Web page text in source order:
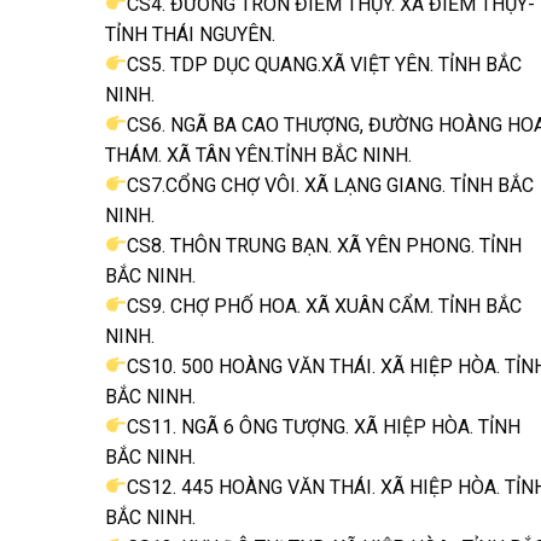
TỈNH THÁI NGUYÊN.
CS5. TDP DỤC QUANG.XÃ VIỆT YÊN. TỈNH BẮC
NINH.
CS6. NGÃ BA CAO THƯỢNG, ĐƯỜNG HOÀNG
THÁM. XÃ TÂN YÊN.TỈNH BẮC NINH.
CS7.CỔNG CHỢ VÔI. XÃ LẠNG GIANG. TỈNH BẮC
NINH.
CS8. THÔN TRUNG BẠN. XÃ YÊN PHONG. TỈNH
BẮC NINH.
CS9. CHỢ PHỐ HOA. XÃ XUÂN CẨM. TỈNH BẮC
NINH.
CS10. 500 HOÀNG VĂN THÁI. XÃ HIỆP HÒA.
BẮC NINH.
CS11. NGÃ 6 ÔNG TƯỢNG. XÃ HIỆP HÒA. TỈNH
BẮC NINH.
CS12. 445 HOÀNG VĂN THÁI. XÃ HIỆP HÒA.
BẮC NINH.